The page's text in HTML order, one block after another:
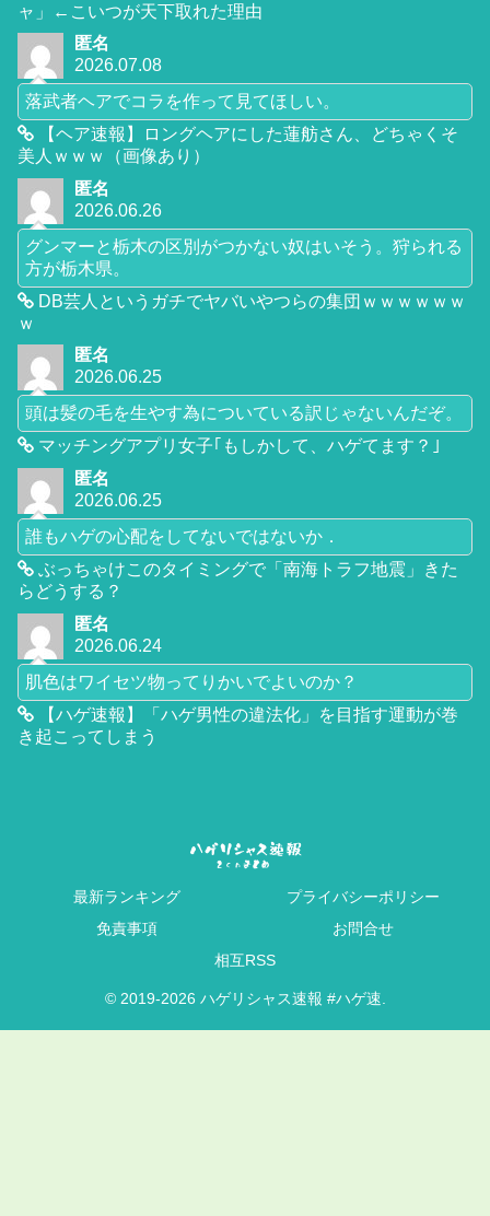
ャ」←こいつが天下取れた理由
匿名
2026.07.08
落武者ヘアでコラを作って見てほしい。
【ヘア速報】ロングヘアにした蓮舫さん、どちゃくそ
美人ｗｗｗ（画像あり）
匿名
2026.06.26
グンマーと栃木の区別がつかない奴はいそう。狩られる
方が栃木県。
DB芸人というガチでヤバいやつらの集団ｗｗｗｗｗｗ
ｗ
匿名
2026.06.25
頭は髪の毛を生やす為についている訳じゃないんだぞ。
マッチングアプリ女子｢もしかして、ハゲてます？｣
匿名
2026.06.25
誰もハゲの心配をしてないではないか．
ぶっちゃけこのタイミングで「南海トラフ地震」きた
らどうする？
匿名
2026.06.24
肌色はワイセツ物ってりかいでよいのか？
【ハゲ速報】「ハゲ男性の違法化」を目指す運動が巻
き起こってしまう
最新ランキング
プライバシーポリシー
免責事項
お問合せ
相互RSS
© 2019-2026 ハゲリシャス速報 #ハゲ速.